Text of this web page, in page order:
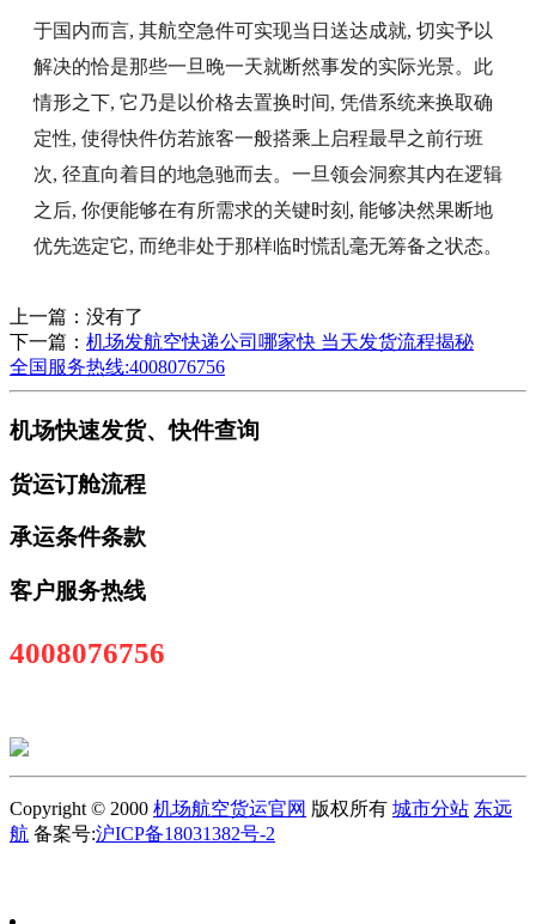
于国内而言, 其航空急件可实现当日送达成就, 切实予以
解决的恰是那些一旦晚一天就断然事发的实际光景。此
情形之下, 它乃是以价格去置换时间, 凭借系统来换取确
定性, 使得快件仿若旅客一般搭乘上启程最早之前行班
次, 径直向着目的地急驰而去。一旦领会洞察其内在逻辑
之后, 你便能够在有所需求的关键时刻, 能够决然果断地
优先选定它, 而绝非处于那样临时慌乱毫无筹备之状态。
上一篇：没有了
下一篇： 机场发航空快递公司哪家快 当天发货流程揭秘
全国服务热线:4008076756
机场快速发货、快件查询
货运订舱流程
承运条件条款
客户服务热线
4008076756
Copyright © 2000 机场航空货运官网 版权所有 城市分站 东远
航 备案号:沪ICP备18031382号-2